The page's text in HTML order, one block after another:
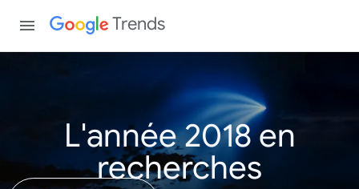
Trends
L'année 2018 en
recherches